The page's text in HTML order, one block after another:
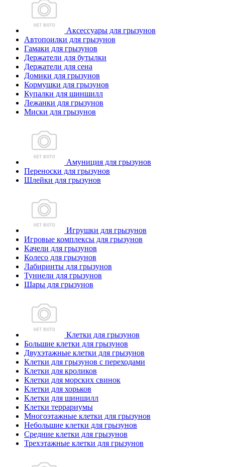
Аксессуары для грызунов
Автопоилки для грызунов
Гамаки для грызунов
Держатели для бутылки
Держатели для сена
Домики для грызунов
Кормушки для грызунов
Купалки для шиншилл
Лежанки для грызунов
Миски для грызунов
Амуниция для грызунов
Переноски для грызунов
Шлейки для грызунов
Игрушки для грызунов
Игровые комплексы для грызунов
Качели для грызунов
Колесо для грызунов
Лабиринты для грызунов
Туннели для грызунов
Шары для грызунов
Клетки для грызунов
Большие клетки для грызунов
Двухэтажные клетки для грызунов
Клетки для грызунов с переходами
Клетки для кроликов
Клетки для морских свинок
Клетки для хорьков
Клетки для шиншилл
Клетки террариумы
Многоэтажные клетки для грызунов
Небольшие клетки для грызунов
Средние клетки для грызунов
Трехэтажные клетки для грызунов